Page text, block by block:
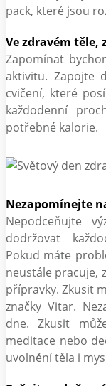
pack, které jsou
Ve zdravém těle,
Zapomínat
aktivitu. Zapojte
cvičení, které
každodenní
potřebné kalorie.
Nezapomínejte
Nepodceňujte
dodržovat
Pokud máte
neustále pracuje,
přípravky. Zkusit
značky Vitar.
dne. Zkusit
meditace nebo
uvolnění těla i